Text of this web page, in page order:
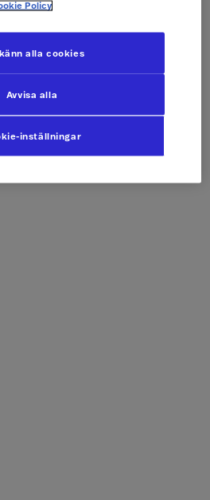
Policy
inställningar
Avvisa alla
alla cookies